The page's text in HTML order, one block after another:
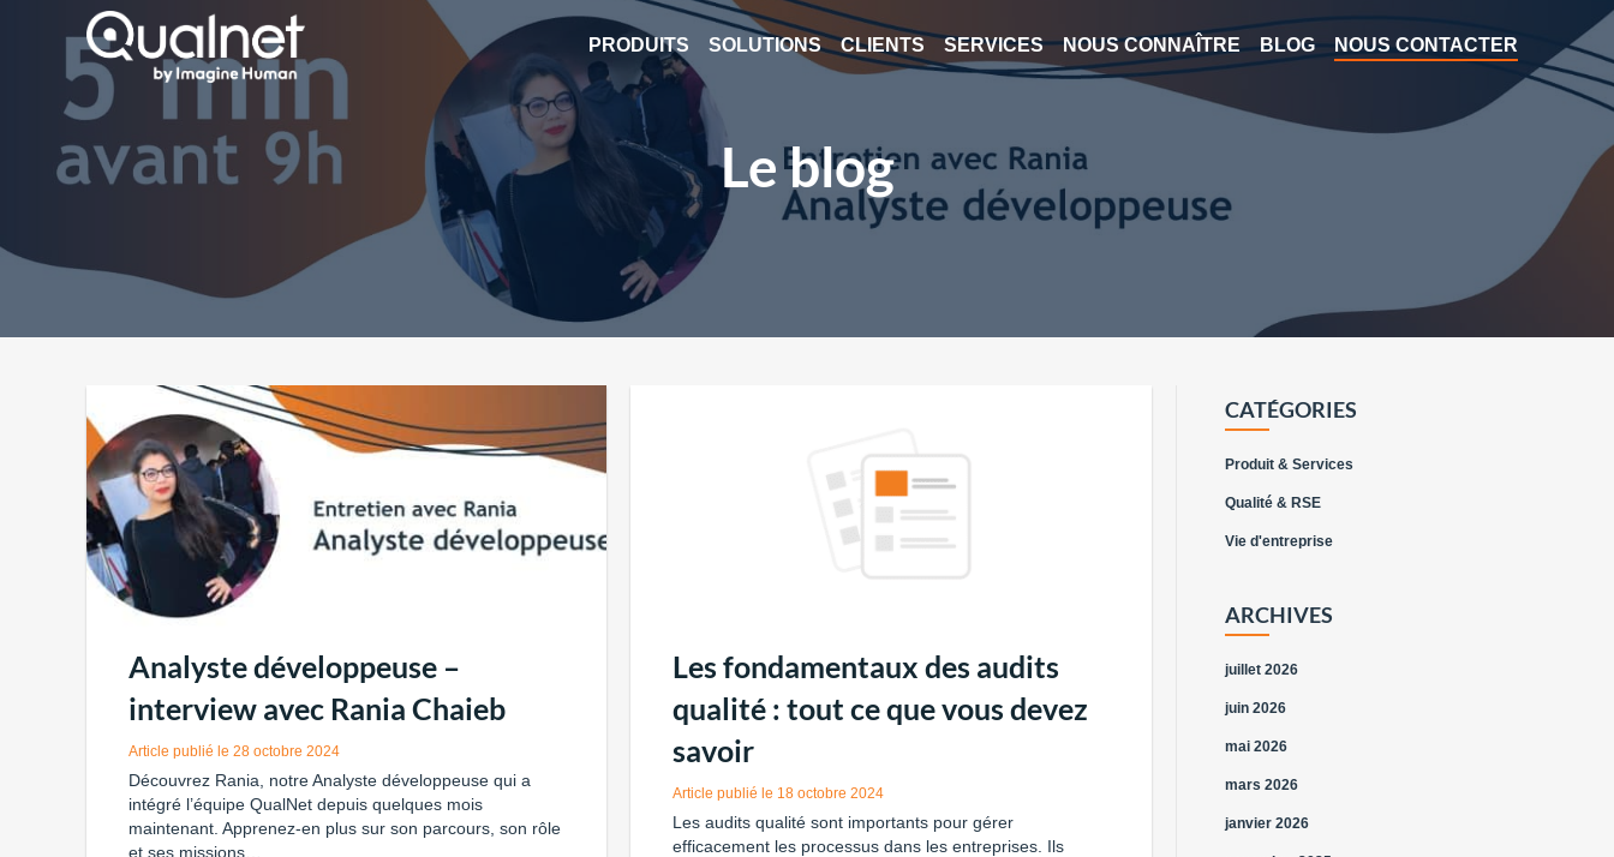
PRODUITS SOLUTIONS CLIENTS SERVICES NOUS CONNAÎTRE BLOG NOUS CONTACTER
Le blog
Analyste développeuse –
interview avec Rania Chaieb
28 octobre 2024
Découvrez Rania, notre Analyste développeuse qui a
intégré l’équipe QualNet depuis quelques mois
maintenant. Apprenez-en plus sur son parcours, son rôle
et ses missions…
Les fondamentaux des audits
qualité : tout ce que vous devez
savoir
18 octobre 2024
Les audits qualité sont importants pour gérer
efficacement les processus dans les entreprises. Ils
CATÉGORIES
Produit & Services
Qualité & RSE
Vie d'entreprise
ARCHIVES
juillet 2026
juin 2026
mai 2026
mars 2026
janvier 2026